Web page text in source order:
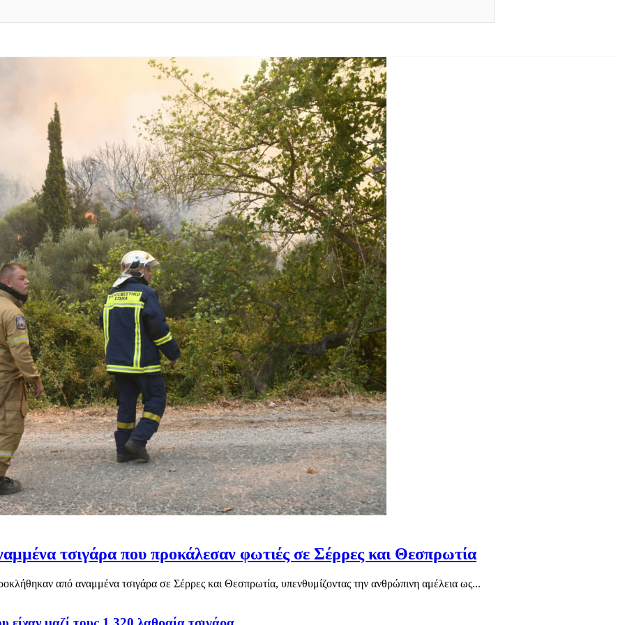
τσιγάρα που προκάλεσαν φωτιές σε Σέρρες και Θεσπρωτία
από αναμμένα τσιγάρα σε Σέρρες και Θεσπρωτία, υπενθυμίζοντας την ανθρώπινη αμέλεια ως...